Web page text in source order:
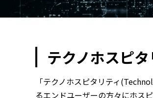
テクノホスピ
「テクノホスピタリティ
るエンドユーザーの方々にホス